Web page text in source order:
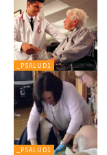
_PSALUD1
_PSALUD1